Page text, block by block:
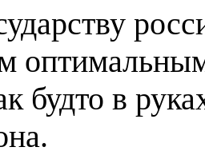
будто в